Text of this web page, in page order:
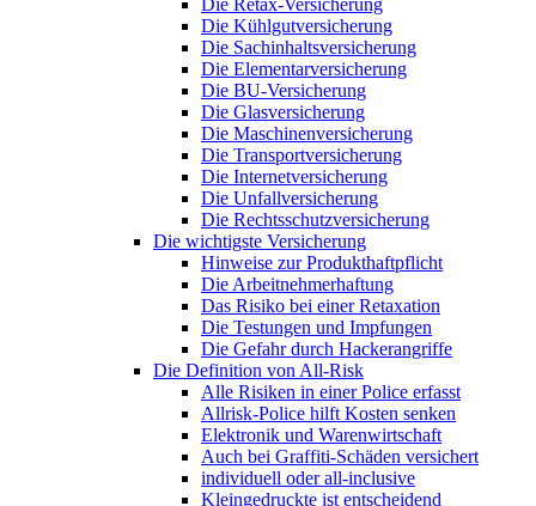
Die Retax-Versicherung
Die Kühlgutversicherung
Die Sachinhaltsversicherung
Die Elementarversicherung
Die BU-Versicherung
Die Glasversicherung
Die Maschinenversicherung
Die Transportversicherung
Die Internetversicherung
Die Unfallversicherung
Die Rechtsschutzversicherung
Die wichtigste Versicherung
Hinweise zur Produkthaftpflicht
Die Arbeitnehmerhaftung
Das Risiko bei einer Retaxation
Die Testungen und Impfungen
Die Gefahr durch Hackerangriffe
Die Definition von All-Risk
Alle Risiken in einer Police erfasst
Allrisk-Police hilft Kosten senken
Elektronik und Warenwirtschaft
Auch bei Graffiti-Schäden versichert
individuell oder all-inclusive
Kleingedruckte ist entscheidend